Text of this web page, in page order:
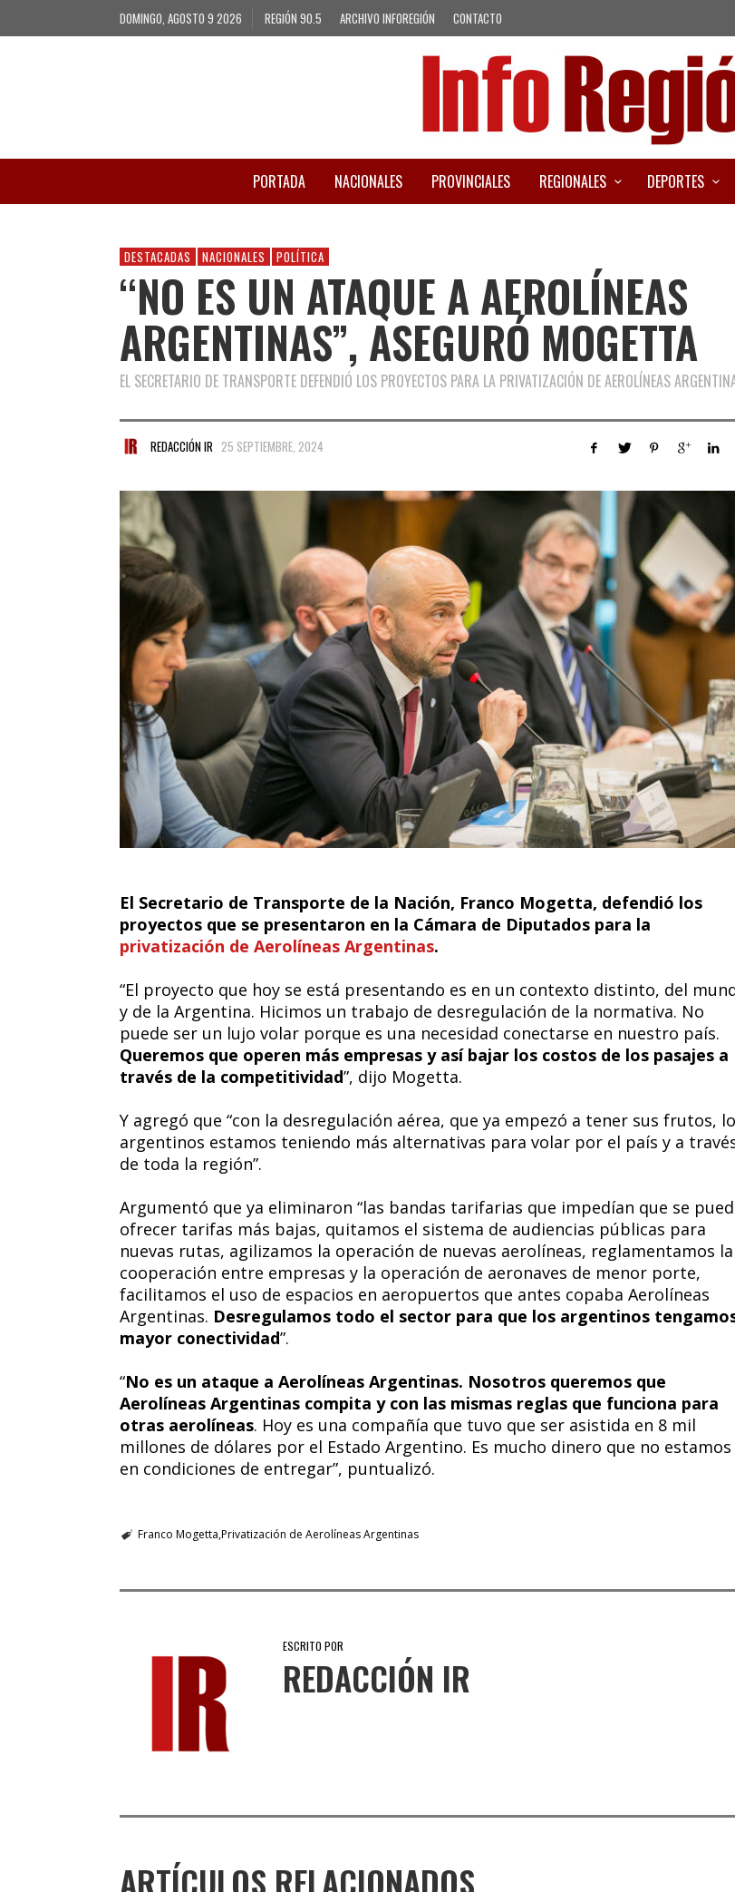
DOMINGO, AGOSTO 9 2026 REGIÓN 90.5 ARCHIVO INFOREGIÓN CONTACTO
PORTADA NACIONALES PROVINCIALES REGIONALES DEPORTES
DESTACADAS NACIONALES POLÍTICA
“NO ES UN ATAQUE A AEROLÍNEAS
ARGENTINAS”, ASEGURÓ MOGETTA
EL SECRETARIO DE TRANSPORTE DEFENDIÓ LOS PROYECTOS PARA LA PRIVATIZACIÓN DE AEROLÍNEAS
REDACCIÓN IR 25 SEPTIEMBRE, 2024
El Secretario de Transporte de la Nación, Franco Mogetta, defendió los
proyectos que se presentaron en la Cámara de Diputados para la
privatización de Aerolíneas Argentinas.
“El proyecto que hoy se está presentando es en un contexto distinto, del
y de la Argentina. Hicimos un trabajo de desregulación de la normativa. No
puede ser un lujo volar porque es una necesidad conectarse en nuestro país.
Queremos que operen más empresas y así bajar los costos de los pasajes a
través de la competitividad”, dijo Mogetta.
Y agregó que “con la desregulación aérea, que ya empezó a tener sus frutos,
argentinos estamos teniendo más alternativas para volar por el país y a
de toda la región”.
Argumentó que ya eliminaron “las bandas tarifarias que impedían que se
ofrecer tarifas más bajas, quitamos el sistema de audiencias públicas para
nuevas rutas, agilizamos la operación de nuevas aerolíneas, reglamentamos la
cooperación entre empresas y la operación de aeronaves de menor porte,
facilitamos el uso de espacios en aeropuertos que antes copaba Aerolíneas
Argentinas. Desregulamos todo el sector para que los argentinos
mayor conectividad”.
“No es un ataque a Aerolíneas Argentinas. Nosotros queremos que
Aerolíneas Argentinas compita y con las mismas reglas que funciona para
otras aerolíneas. Hoy es una compañía que tuvo que ser asistida en 8 mil
millones de dólares por el Estado Argentino. Es mucho dinero que no estamos
en condiciones de entregar”, puntualizó.
Franco Mogetta Privatización de Aerolíneas Argentinas
ESCRITO POR
REDACCIÓN IR
ARTÍCULOS RELACIONADOS